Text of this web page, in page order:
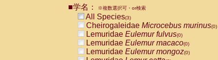
AtelidaeAteles belzebuth
AtelidaeAteles geoffroyi
AtelidaeAteles paniscus(0)
AtelidaeAtelesspp. (0)
AtelidaeLagothrix lagothricha
AtelidaeLagothrix lagothricha cana
PitheciidaeCacajao calvus
■学名： ※複数選択可・or検索
All Species(3)
Cheirogaleidae Microcebus murinus(0)
Lemuridae Eulemur fulvus(0)
Lemuridae Eulemur macaco(0)
Lemuridae Eulemur mongoz(0)